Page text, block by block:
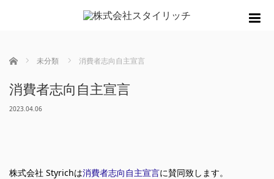
ホーム 未分類 消費者志向自主宣言
消費者志向自主宣言
2023.04.06
株式会社 Styrichは消費者志向自主宣言に賛同致します。